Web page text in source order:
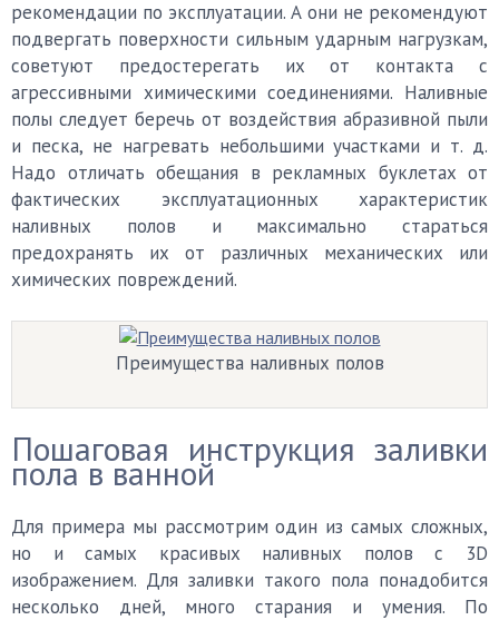
рекомендации по эксплуатации. А они не рекомендуют
подвергать поверхности сильным ударным нагрузкам,
советуют предостерегать их от контакта с
агрессивными химическими соединениями. Наливные
полы следует беречь от воздействия абразивной пыли
и песка, не нагревать небольшими участками и т. д.
Надо отличать обещания в рекламных буклетах от
фактических эксплуатационных характеристик
наливных полов и максимально стараться
предохранять их от различных механических или
химических повреждений.
Преимущества наливных полов
Пошаговая инструкция заливки
пола в ванной
Для примера мы рассмотрим один из самых сложных,
но и самых красивых наливных полов с 3D
изображением. Для заливки такого пола понадобится
несколько дней, много старания и умения. По